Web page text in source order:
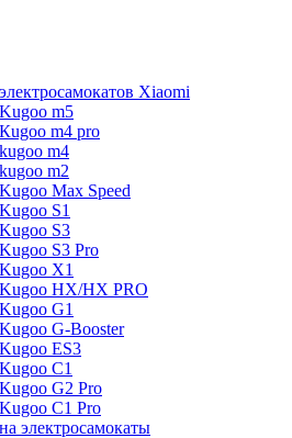
Xiaomi
m5
m4 pro
m4
m2
Max Speed
S1
S3
S3 Pro
X1
Kugoo HX/HX PRO
G1
G-Booster
ES3
C1
G2 Pro
C1 Pro
электросамокаты